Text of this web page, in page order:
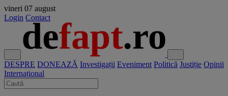
vineri 07 august
Login Contact
DESPRE DONEAZĂ Investigații Eveniment Politică Justiție Opinii
Internațional